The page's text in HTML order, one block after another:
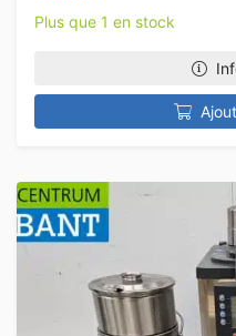
Plus que 1 en stock